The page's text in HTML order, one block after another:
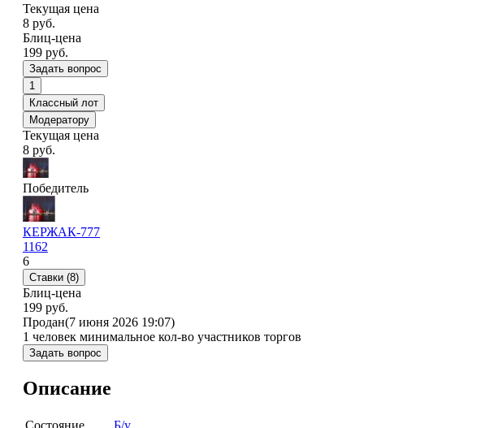
Текущая цена
8 руб.
Блиц-цена
199 руб.
Задать вопрос
1
Классный лот
Модератору
Текущая цена
8 руб.
Победитель
КЕРЖАК-777
1162
6
Ставки (8)
Блиц-цена
199 руб.
Продан(7 июня 2026 19:07)
1 человекминимальное кол-во участников торгов
Задать вопрос
Описание
Состояние Б/у